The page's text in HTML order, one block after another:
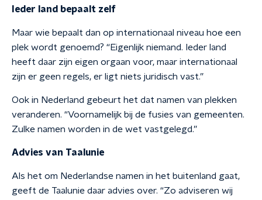
Ieder land bepaalt zelf
Maar wie bepaalt dan op internationaal niveau hoe een
plek wordt genoemd? “Eigenlijk niemand. Ieder land
heeft daar zijn eigen orgaan voor, maar internationaal
zijn er geen regels, er ligt niets juridisch vast.”
Ook in Nederland gebeurt het dat namen van plekken
veranderen. “Voornamelijk bij de fusies van gemeenten.
Zulke namen worden in de wet vastgelegd.”
Advies van Taalunie
Als het om Nederlandse namen in het buitenland gaat,
geeft de Taalunie daar advies over. “Zo adviseren wij